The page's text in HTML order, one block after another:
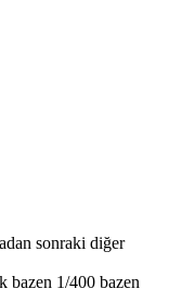
sonraki diğer
bazen 1/400 bazen